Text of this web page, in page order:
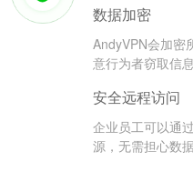
数据加密
AndyVPN会加密
意行为者窃取信息
安全远程访问
企业员工可以通
源，无需担心数据